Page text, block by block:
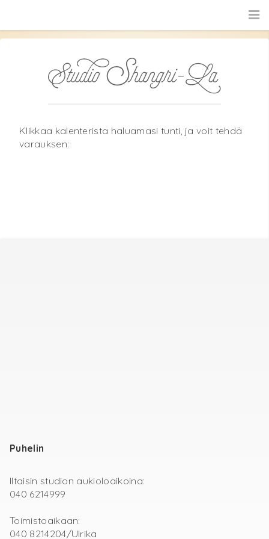
Klikkaa kalenterista haluamasi tunti, ja voit tehdä
varauksen:
Puhelin
Iltaisin studion aukioloaikoina:
040 6214999
Toimistoaikaan:
040 8214204/Ulrika